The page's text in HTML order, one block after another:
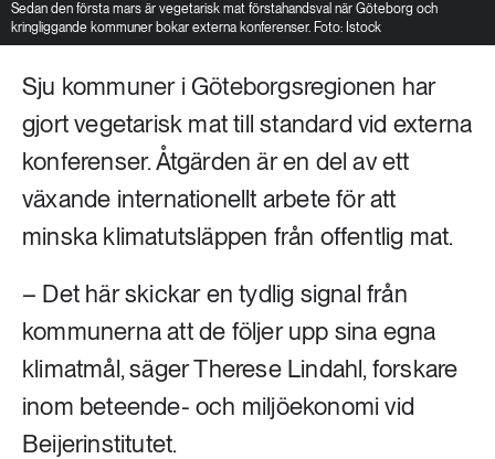
Sedan den första mars är vegetarisk mat förstahandsval när Göteborg och
kringliggande kommuner bokar externa konferenser. Foto: Istock
Sju kommuner i Göteborgsregionen har
gjort vegetarisk mat till standard vid externa
konferenser. Åtgärden är en del av ett
växande internationellt arbete för att
minska klimatutsläppen från offentlig mat.
– Det här skickar en tydlig signal från
kommunerna att de följer upp sina egna
klimatmål, säger Therese Lindahl, forskare
inom beteende- och miljöekonomi vid
Beijerinstitutet.